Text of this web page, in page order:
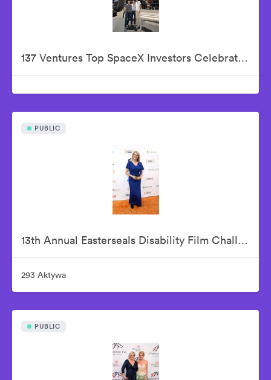
137 Ventures Top SpaceX Investors Celebrate The Historic IPO From Nasdaq Market Site
PUBLIC
13th Annual Easterseals Disability Film Challenge Announces Winners During Orange-Carpet Event at Sony Pictures Studios
293 Aktywa
PUBLIC